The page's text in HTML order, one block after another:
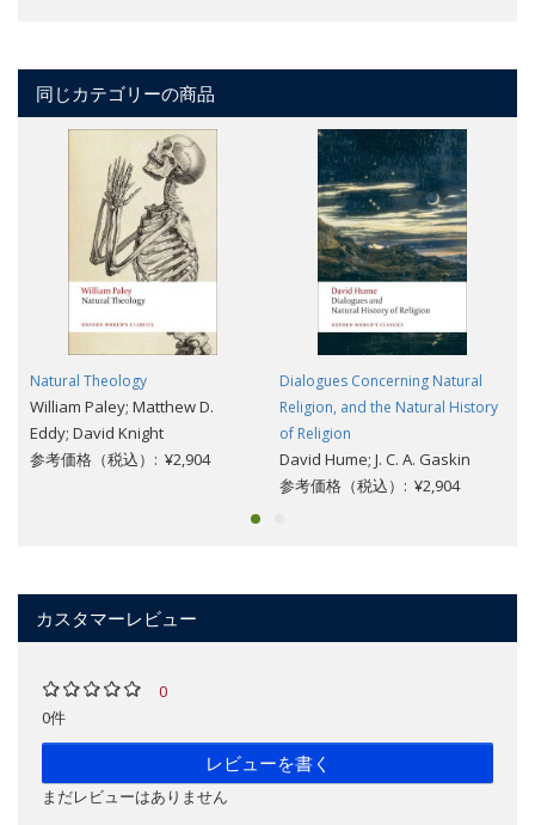
同じカテゴリーの商品
Natural Theology
William Paley; Matthew D.
Eddy; David Knight
参考価格（税込）: ¥2,904
Dialogues Concerning Natural
Religion, and the Natural History
of Religion
David Hume; J. C. A. Gaskin
参考価格（税込）: ¥2,904
カスタマーレビュー
0
0件
レビューを書く
まだレビューはありません